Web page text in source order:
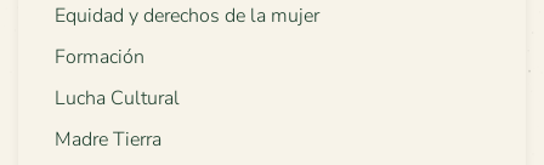
Equidad y derechos de la mujer
Formación
Lucha Cultural
Madre Tierra